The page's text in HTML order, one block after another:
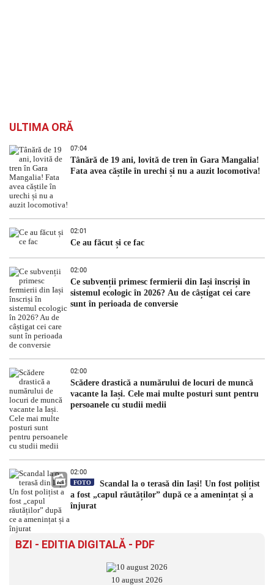
ULTIMA ORĂ
07:04
Tânără de 19 ani, lovită de tren în Gara Mangalia!
Fata avea căștile în urechi și nu a auzit locomotiva!
02:01
Ce au făcut și ce fac
02:00
Ce subvenții primesc fermierii din Iași înscriși în
sistemul ecologic în 2026? Au de câștigat cei care
sunt în perioada de conversie
02:00
Scădere drastică a numărului de locuri de muncă
vacante la Iași. Cele mai multe posturi sunt pentru
persoanele cu studii medii
02:00
FOTO
Scandal la o terasă din Iași! Un fost polițist
a fost „capul răutăților” după ce a amenințat și a
înjurat
BZI - EDITIA DIGITALĂ - PDF
10 august 2026